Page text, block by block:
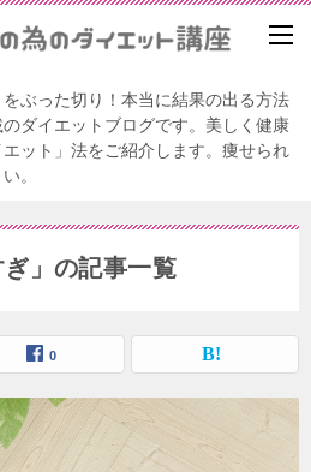
ぶった切り！本当に結果の出る方法
ダイエットブログです。美しく健康
ット」法をご紹介します。痩せられ
。
ぎ」の記事一覧
0